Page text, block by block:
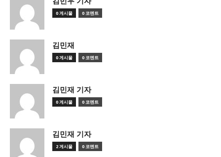
0 게시물 0 코멘트
김민재
0 게시물 0 코멘트
김민재 기자
0 게시물 0 코멘트
김민재 기자
2 게시물 0 코멘트